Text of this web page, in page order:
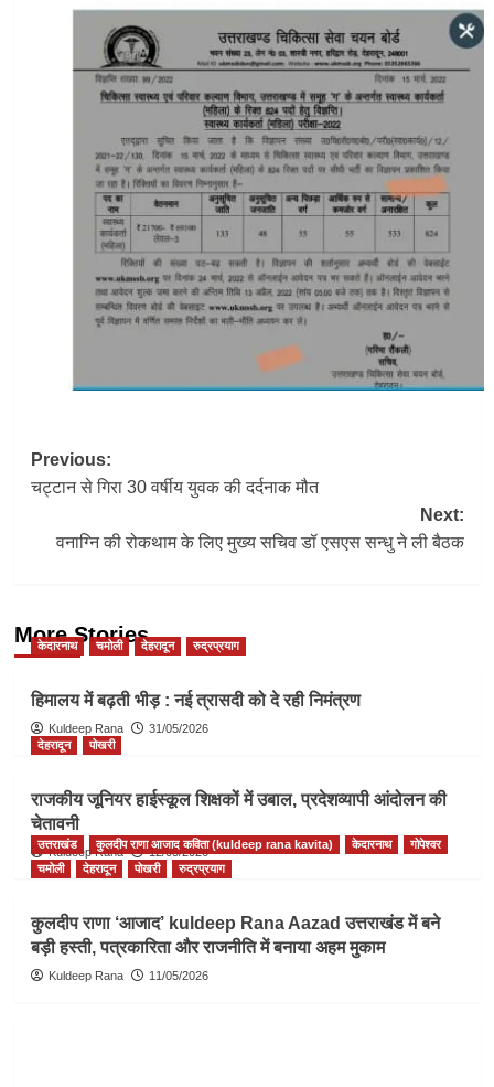
Post
navigation
Previous:
चट्टान से गिरा 30 वर्षीय युवक की दर्दनाक मौत
Next:
वनाग्नि की रोकथाम के लिए मुख्य सचिव डॉ एसएस सन्धु ने ली बैठक
More Stories
केदारनाथ चमोली देहरादून रुद्रप्रयाग
हिमालय में बढ़ती भीड़ : नई त्रासदी को दे रही निमंत्रण
Kuldeep Rana
31/05/2026
देहरादून
पोखरी
राजकीय जूनियर हाईस्कूल शिक्षकों में उबाल, प्रदेशव्यापी आंदोलन की
चेतावनी
Kuldeep Rana 12/05/2026
उत्तराखंड कुलदीप राणा आजाद कविता (kuldeep rana kavita) केदारनाथ
गोपेश्वर
चमोली
देहरादून पोखरी रुद्रप्रयाग
कुलदीप राणा ‘आजाद’ kuldeep Rana Aazad उत्तराखंड में बने
बड़ी हस्ती, पत्रकारिता और राजनीति में बनाया अहम मुकाम
Kuldeep Rana 11/05/2026